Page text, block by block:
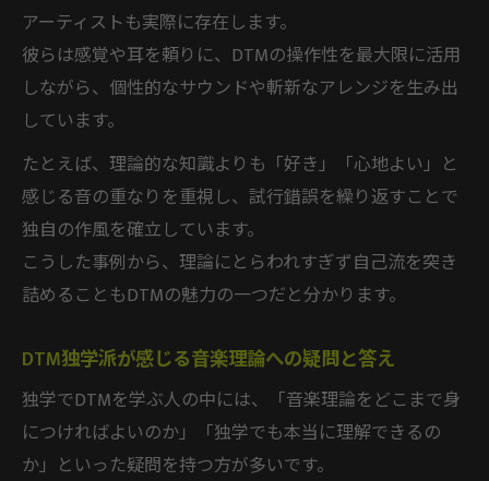
ト
DTM初心者向け音楽理論本の活かし方
実践型学習で身につく音楽理論の定着法
アーティストも実際に存在します。
彼らは感覚や耳を頼りに、DTMの操作性を最大限に活用
しながら、個性的なサウンドや斬新なアレンジを生み出
しています。
たとえば、理論的な知識よりも「好き」「心地よい」と
感じる音の重なりを重視し、試行錯誤を繰り返すことで
独自の作風を確立しています。
こうした事例から、理論にとらわれすぎず自己流を突き
詰めることもDTMの魅力の一つだと分かります。
DTM独学派が感じる音楽理論への疑問と答え
独学でDTMを学ぶ人の中には、「音楽理論をどこまで身
につければよいのか」「独学でも本当に理解できるの
か」といった疑問を持つ方が多いです。